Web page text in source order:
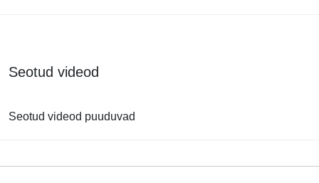
Seotud videod
Seotud videod puuduvad